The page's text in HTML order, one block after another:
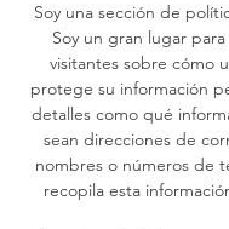
Soy una sección de
Soy un gran lugar
visitantes sobre cómo
protege su información
detalles como qué
sean direcciones de
nombres o números de
recopila esta